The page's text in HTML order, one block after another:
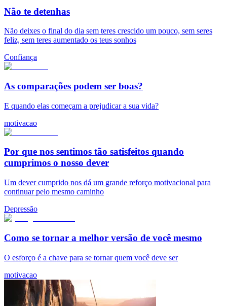
Não te detenhas
Não deixes o final do dia sem teres crescido um pouco, sem seres
feliz, sem teres aumentado os teus sonhos
Confiança
As comparações podem ser boas?
E quando elas começam a prejudicar a sua vida?
motivacao
Por que nos sentimos tão satisfeitos quando
cumprimos o nosso dever
Um dever cumprido nos dá um grande reforço motivacional para
continuar pelo mesmo caminho
Depressão
Como se tornar a melhor versão de você mesmo
O esforço é a chave para se tornar quem você deve ser
motivacao